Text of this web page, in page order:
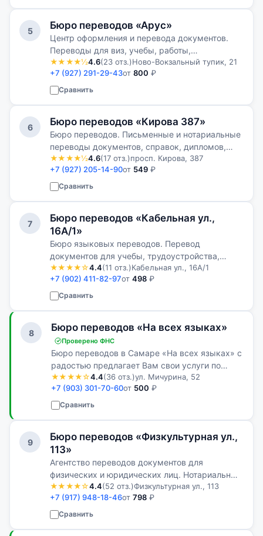
5 Бюро переводов «Арус»
Центр оформления и перевода документов.
Переводы для виз, учебы, работы,
регистрации брака, получения гражданства и
других официальных процедур.
★★★★½4.6(23 отз.)Ново-Вокзальный тупик, 21
+7 (927) 291-29-43от 800 ₽
Сравнить
6 Бюро переводов «Кирова 387»
Бюро переводов. Письменные и нотариальные
переводы документов, справок, дипломов,
свидетельств, доверенностей и других
официальных документов. Переводы с
русского, английского, украинского, финского
★★★★½4.6(17 отз.)просп. Кирова, 387
+7 (927) 205-14-90от 549 ₽
Сравнить
7
Бюро переводов «Кабельная ул.,
16А/1»
Бюро языковых переводов. Перевод
документов для учебы, трудоустройства,
иммиграции и бизнеса. Нотариальное
заверение переводов и сопровождение при
оформлении международных документов.
★★★★☆4.4(11 отз.)Кабельная ул., 16А/1
+7 (902) 411-82-97от 498 ₽
Сравнить
8 Бюро переводов «На всех языках»
Проверено ФНС
Бюро переводов в Самаре «На всех языках» с
радостью предлагает Вам свои услуги по
работе с текстами, личными документами,
апостиль, легализацию документов. Вы
собираетесь за границу отдохнуть или учит…
★★★★☆4.4(36 отз.)ул. Мичурина, 52
+7 (903) 301-70-60от 500 ₽
Сравнить
9
Бюро переводов «Физкультурная ул.,
113»
Агентство переводов документов для
физических и юридических лиц. Нотариальные
переводы, апостиль, легализация документов,
помощь в подготовке документов для подачи в
государственные органы и зарубежны…
★★★★☆4.4(52 отз.)Физкультурная ул., 113
+7 (917) 948-18-46от 798 ₽
Сравнить